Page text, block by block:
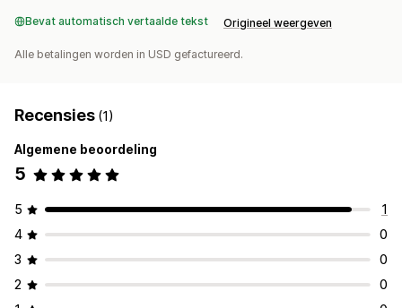
Bevat automatisch vertaalde tekst Origineel weergeven
Alle betalingen worden in USD gefactureerd.
Recensies (1)
Algemene beoordeling
5
5
1
4
0
3
0
2
0